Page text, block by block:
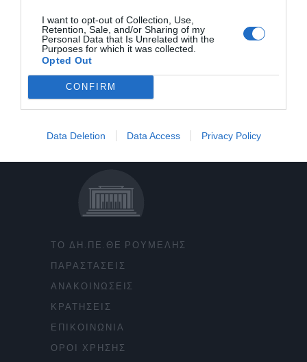
I want to opt-out of Collection, Use,
Retention, Sale, and/or Sharing of my
Personal Data that Is Unrelated with the
Purposes for which it was collected.
Opted Out
CONFIRM
Data Deletion Data Access Privacy Policy
ΤΟ ΔΗ.ΠΕ.ΘΕ ΡΟΥΜΕΛΗΣ
ΠΑΡΑΣΤΑΣΕΙΣ
ΑΝΑΚΟΙΝΩΣΕΙΣ
ΚΡΑΤΗΣΕΙΣ
ΕΠΙΚΟΙΝΩΝΙΑ
ΟΡΟΙ ΧΡΗΣΗΣ